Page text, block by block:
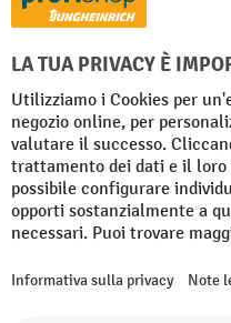
nero
40 mm
1000 mm
1000 mm